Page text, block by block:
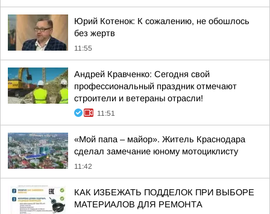
Юрий Котенок: К сожалению, не обошлось
без жертв
11:55
Андрей Кравченко: Сегодня свой
профессиональный праздник отмечают
строители и ветераны отрасли!
11:51
«Мой папа – майор». Житель Краснодара
сделал замечание юному мотоциклисту
11:42
КАК ИЗБЕЖАТЬ ПОДДЕЛОК ПРИ ВЫБОРЕ
МАТЕРИАЛОВ ДЛЯ РЕМОНТА